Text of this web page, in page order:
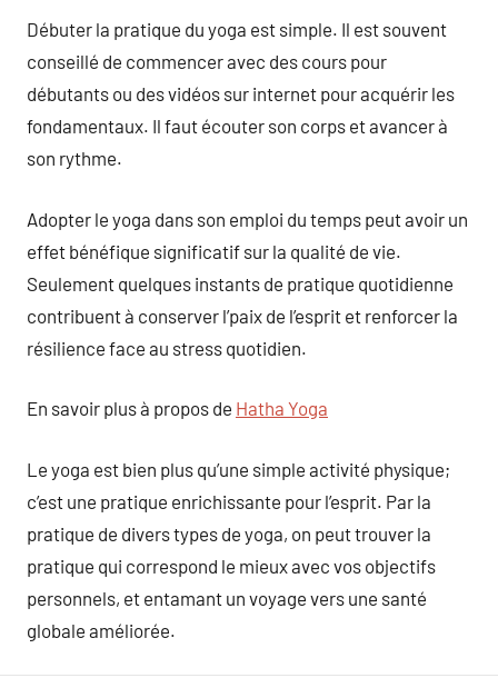
Débuter la pratique du yoga est simple. Il est souvent
conseillé de commencer avec des cours pour
débutants ou des vidéos sur internet pour acquérir les
fondamentaux. Il faut écouter son corps et avancer à
son rythme.
Adopter le yoga dans son emploi du temps peut avoir un
effet bénéfique significatif sur la qualité de vie.
Seulement quelques instants de pratique quotidienne
contribuent à conserver l’paix de l’esprit et renforcer la
résilience face au stress quotidien.
En savoir plus à propos de Hatha Yoga
Le yoga est bien plus qu’une simple activité physique;
c’est une pratique enrichissante pour l’esprit. Par la
pratique de divers types de yoga, on peut trouver la
pratique qui correspond le mieux avec vos objectifs
personnels, et entamant un voyage vers une santé
globale améliorée.